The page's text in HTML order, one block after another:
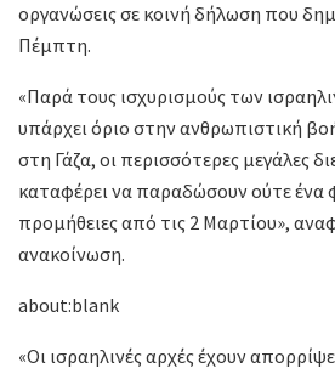
οργανώσεις σε κοινή δήλωση που
Πέμπτη.
«Παρά τους ισχυρισμούς των
υπάρχει όριο στην ανθρωπιστική
στη Γάζα, οι περισσότερες μεγάλες
καταφέρει να παραδώσουν ούτε ένα
προμήθειες από τις 2 Μαρτίου»,
ανακοίνωση.
about:blank
«Οι ισραηλινές αρχές έχουν